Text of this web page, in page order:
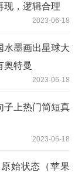
现，逻辑合理
2023-06-18
水墨画出星球大
奥特曼
2023-06-18
子上热门简短真
2023-06-18
始状态（苹果